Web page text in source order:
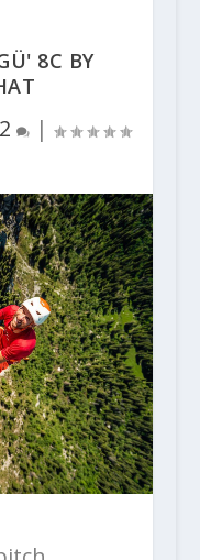
8C BY
2 |